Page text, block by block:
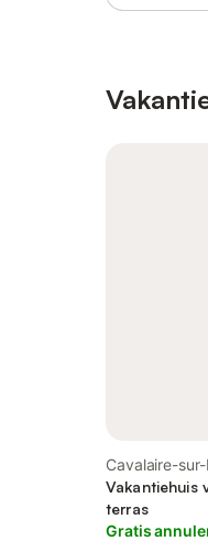
Cavalaire-
omgeving
Vakantiehuis
terras
Gratis